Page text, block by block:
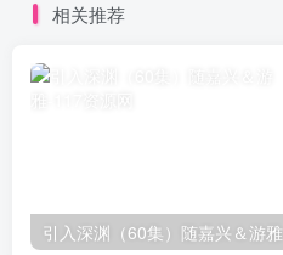
相关推荐
引入深渊（60集）随嘉兴＆游雅